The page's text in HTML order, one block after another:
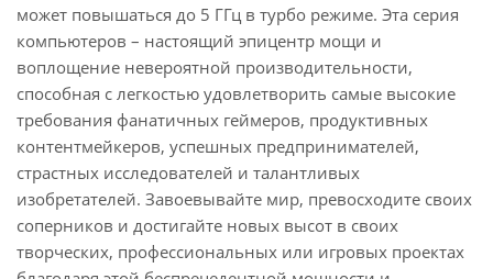
может повышаться до 5 ГГц в турбо режиме. Эта серия
компьютеров – настоящий эпицентр мощи и
воплощение невероятной производительности,
способная с легкостью удовлетворить самые высокие
требования фанатичных геймеров, продуктивных
контентмейкеров, успешных предпринимателей,
страстных исследователей и талантливых
изобретателей. Завоевывайте мир, превосходите своих
соперников и достигайте новых высот в своих
творческих, профессиональных или игровых проектах